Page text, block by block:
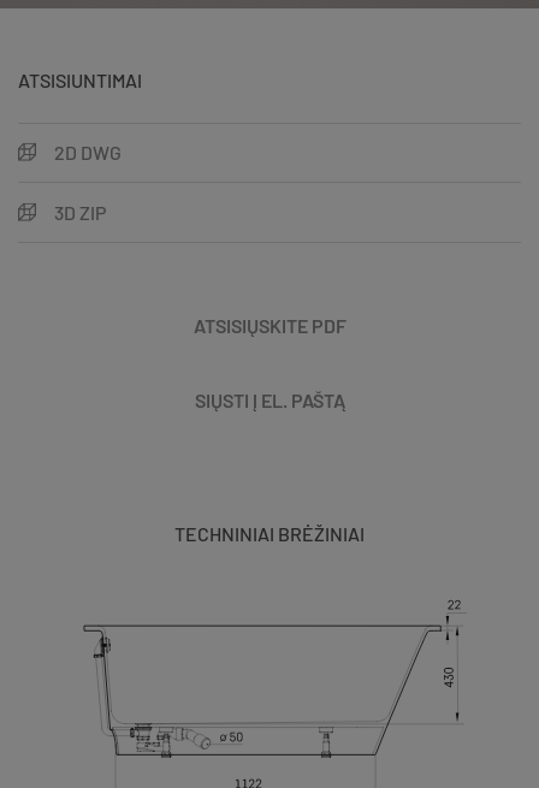
ATSISIUNTIMAI
2D DWG
3D ZIP
ATSISIŲSKITE PDF
SIŲSTI Į EL. PAŠTĄ
TECHNINIAI BRĖŽINIAI